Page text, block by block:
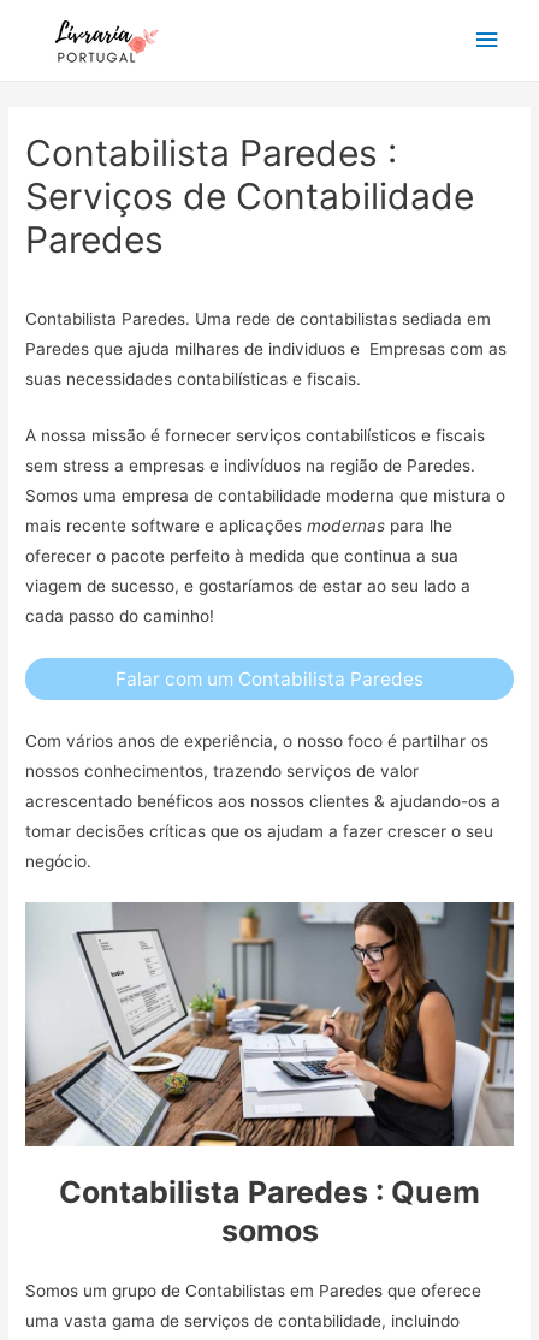
Main
Contabilista Paredes :
Serviços de Contabilidade
Paredes
Contabilista Paredes. Uma rede de contabilistas sediada em
Paredes que ajuda milhares de individuos e Empresas com as
suas necessidades contabilísticas e fiscais.
A nossa missão é fornecer serviços contabilísticos e fiscais
sem stress a empresas e indivíduos na região de Paredes.
Somos uma empresa de contabilidade moderna que mistura o
mais recente software e aplicaçõesmodernas para lhe
oferecer o pacote perfeito à medida que continua a sua
viagem de sucesso, e gostaríamos de estar ao seu lado a
cada passo do caminho!
Falar com um Contabilista Paredes
Com vários anos de experiência, o nosso foco é partilhar os
nossos conhecimentos, trazendo serviços de valor
acrescentado benéficos aos nossos clientes & ajudando-os a
tomar decisões críticas que os ajudam a fazer crescer o seu
negócio.
Contabilista Paredes : Quem
somos
Somos um grupo de Contabilistas em Paredes que oferece
uma vasta gama de serviços de contabilidade, incluindo